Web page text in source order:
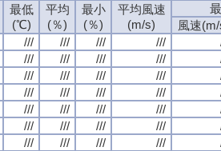
最低
(℃)
平均
(％)
最小
(％)
平均風速
(m/s)
風速
/// /// /// ///
/// /// /// ///
/// /// /// ///
/// /// /// ///
/// /// /// ///
/// /// /// ///
/// /// /// ///